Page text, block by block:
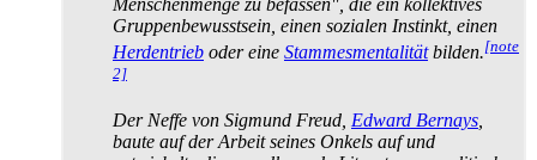
Menschenmenge zu befassen", die ein kollektives
Gruppenbewusstsein, einen sozialen Instinkt, einen
Herdentrieb oder eine Stammes­mentalitätbilden.[note
2]
Der Neffe von Sigmund Freud, Edward Bernays
baute auf der Arbeit seines Onkels auf und